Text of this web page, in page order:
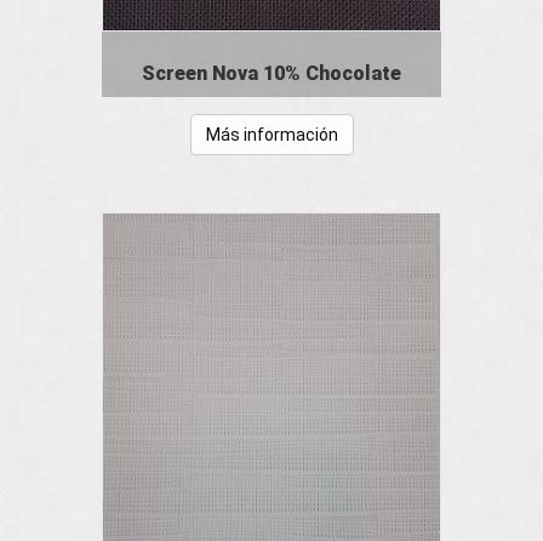
Screen Nova 10% Chocolate
Más información